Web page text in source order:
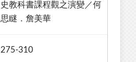
史教科書課程觀之演變／何
思瞇．詹美華
275-310